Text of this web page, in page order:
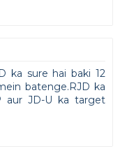
ka sure hai baki 12
batenge.RJD ka
aur JD-U ka target